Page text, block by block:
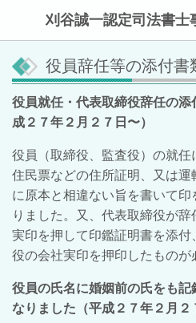
刈谷誠一認定司法書士
役員辞任等の添付書
役員就任・代表取締役辞任の
成２７年２月２７日〜）
役員（取締役、監査役）の就
住民票などの住所証明、又は
に原本と相違ない旨を書いて
りました。又、代表取締役が
実印を押して印鑑証明書を添
役の会社実印を押印したものが
役員の氏名に婚姻前の氏をも
なりました（平成２７年２月２